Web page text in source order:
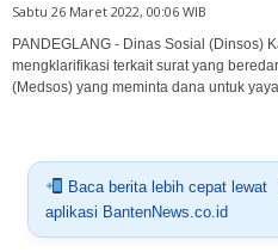
Sabtu 26 Maret 2022, 00:06 WIB
PANDEGLANG - Dinas Sosial (Dinsos)
mengklarifikasi terkait surat yang
(Medsos) yang meminta dana untuk
Baca berita lebih cepat lewat
aplikasi BantenNews.co.id